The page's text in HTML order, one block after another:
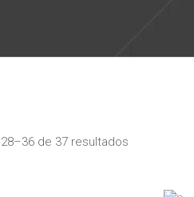
de 37 resultados